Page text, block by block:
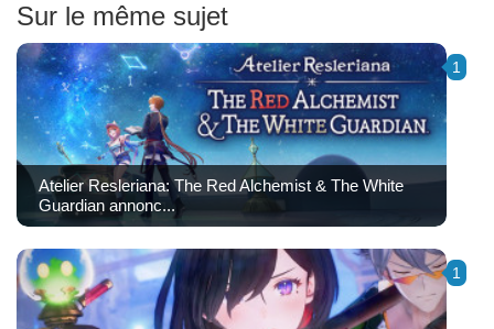
Sur le même sujet
1
Atelier Resleriana: The Red Alchemist & The White
Guardian annonc...
1